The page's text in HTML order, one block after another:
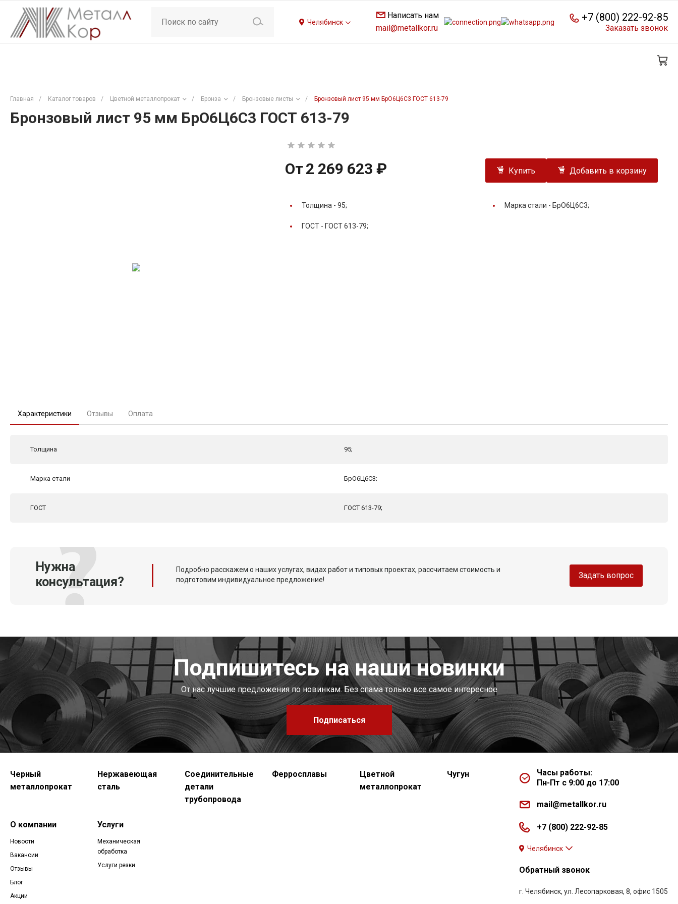
Челябинск
Написать нам
mail@metallkor.ru
+7 (800) 222-92-85
Заказать звонок
Главная / Каталог товаров / Цветной металлопрокат / Бронза / Бронзовые листы / Бронзовый лист 95 мм БрО6Ц6С3 ГОСТ 613-79
Бронзовый лист 95 мм БрО6Ц6С3 ГОСТ 613-79
От2 269 623 ₽ Купить Добавить в корзину
Толщина - 95; Марка стали - БрО6Ц6С3;
ГОСТ - ГОСТ 613-79;
Характеристики Отзывы Оплата
Толщина 95;
Марка стали БрО6Ц6С3;
ГОСТ ГОСТ 613-79;
Нужна
консультация?
Подробно расскажем о наших услугах, видах работ и типовых проектах, рассчитаем стоимость и
подготовим индивидуальное предложение!
Задать вопрос
Подпишитесь на наши новинки
От нас лучшие предложения по новинкам. Без спама только все самое интересное
Подписаться
Черный
металлопрокат
Нержавеющая
сталь
Соединительные
детали
трубопровода
Ферросплавы
Цветной
металлопрокат
Чугун
О компании
Новости
Вакансии
Отзывы
Блог
Акции
Услуги
Механическая
обработка
Услуги резки
Часы работы:
Пн-Пт с 9:00 до 17:00
mail@metallkor.ru
+7 (800) 222-92-85
Челябинск
Обратный звонок
г. Челябинск, ул. Лесопарковая, 8, офис 1505